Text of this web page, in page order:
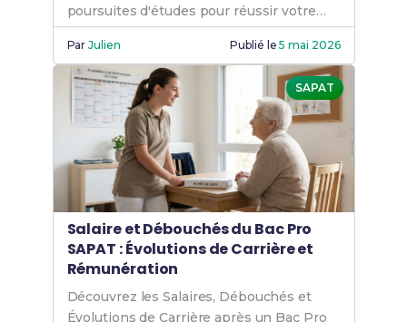
poursuites d'études pour réussir votre
carrière.
ParJulien Publié le5 mai 2026
SAPAT
Salaire et Débouchés du Bac Pro
SAPAT : Évolutions de Carrière et
Rémunération
Découvrez les Salaires, Débouchés et
Évolutions de Carrière après un Bac Pro